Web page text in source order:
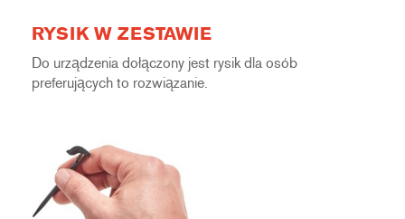
RYSIK W ZESTAWIE
Do urządzenia dołączony jest rysik dla osób
preferujących to rozwiązanie.